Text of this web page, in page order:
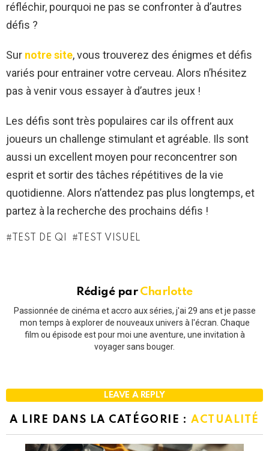
réfléchir, pourquoi ne pas se confronter à d’autres
défis ?
Sur notre site, vous trouverez des énigmes et défis
variés pour entrainer votre cerveau. Alors n’hésitez
pas à venir vous essayer à d’autres jeux !
Les défis sont très populaires car ils offrent aux
joueurs un challenge stimulant et agréable. Ils sont
aussi un excellent moyen pour reconcentrer son
esprit et sortir des tâches répétitives de la vie
quotidienne. Alors n’attendez pas plus longtemps, et
partez à la recherche des prochains défis !
TEST DE QI TEST VISUEL
Rédigé par Charlotte
Passionnée de cinéma et accro aux séries, j'ai 29 ans et je passe
mon temps à explorer de nouveaux univers à l'écran. Chaque
film ou épisode est pour moi une aventure, une invitation à
voyager sans bouger.
LEAVE A REPLY
A LIRE DANS LA CATÉGORIE : ACTUALITÉ